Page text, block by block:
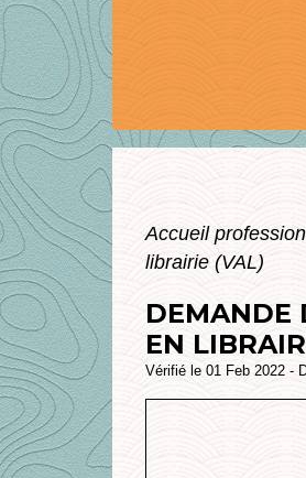
Accueil
librairie (VAL)
DEMANDE
EN
Vérifié le 01 Feb 2022 -